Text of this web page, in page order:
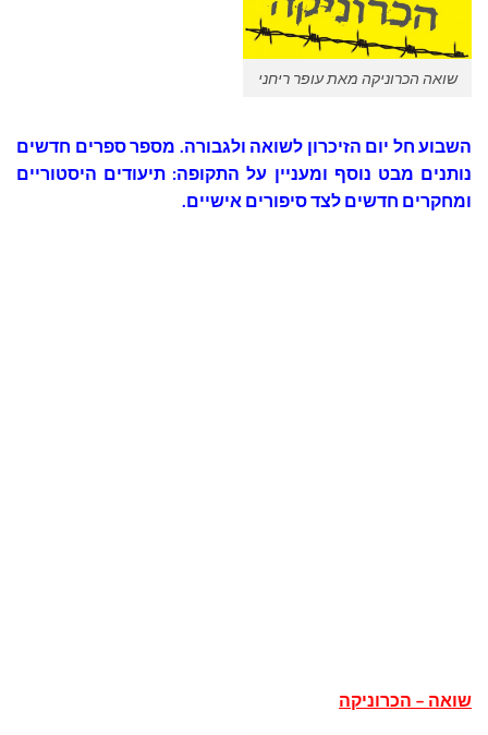
שואה הכרוניקה מאת עופר ריחני
השבוע חל יום הזיכרון לשואה ולגבורה. מספר ספרים חדשים
נותנים מבט נוסף ומעניין על התקופה: תיעודים היסטוריים
ומחקרים חדשים לצד סיפורים אישיים.
שואה – הכרוניקה